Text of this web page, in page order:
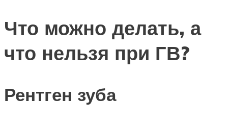
Что можно делать, а
что нельзя при ГВ?
Рентген зуба